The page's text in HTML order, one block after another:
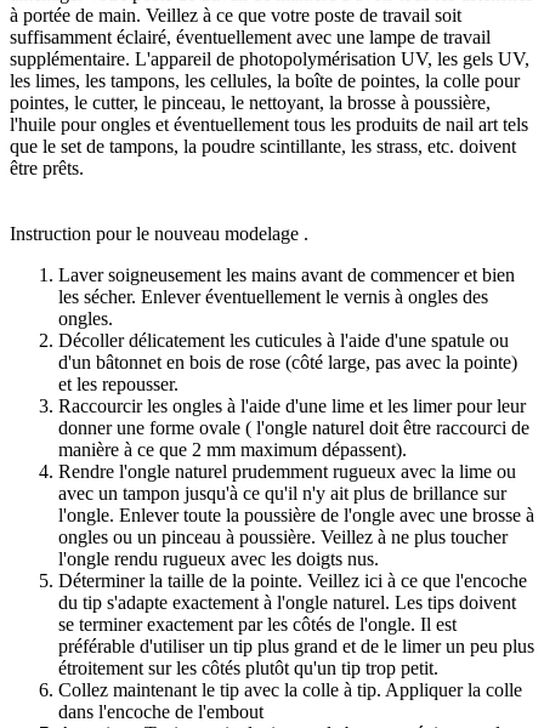
à portée de main. Veillez à ce que votre poste de travail soit
suffisamment éclairé, éventuellement avec une lampe de travail
supplémentaire. L'appareil de photopolymérisation UV, les gels UV,
les limes, les tampons, les cellules, la boîte de pointes, la colle pour
pointes, le cutter, le pinceau, le nettoyant, la brosse à poussière,
l'huile pour ongles et éventuellement tous les produits de nail art tels
que le set de tampons, la poudre scintillante, les strass, etc. doivent
être prêts.
Instruction pour le nouveau modelage .
Laver soigneusement les mains avant de commencer et bien
les sécher. Enlever éventuellement le vernis à ongles des
ongles.
Décoller délicatement les cuticules à l'aide d'une spatule ou
d'un bâtonnet en bois de rose (côté large, pas avec la pointe)
et les repousser.
Raccourcir les ongles à l'aide d'une lime et les limer pour leur
donner une forme ovale ( l'ongle naturel doit être raccourci de
manière à ce que 2 mm maximum dépassent).
Rendre l'ongle naturel prudemment rugueux avec la lime ou
avec un tampon jusqu'à ce qu'il n'y ait plus de brillance sur
l'ongle. Enlever toute la poussière de l'ongle avec une brosse à
ongles ou un pinceau à poussière. Veillez à ne plus toucher
l'ongle rendu rugueux avec les doigts nus.
Déterminer la taille de la pointe. Veillez ici à ce que l'encoche
du tip s'adapte exactement à l'ongle naturel. Les tips doivent
se terminer exactement par les côtés de l'ongle. Il est
préférable d'utiliser un tip plus grand et de le limer un peu plus
étroitement sur les côtés plutôt qu'un tip trop petit.
Collez maintenant le tip avec la colle à tip. Appliquer la colle
dans l'encoche de l'embout